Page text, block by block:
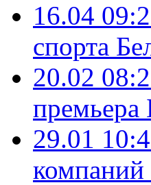
16.04
спорта
20.02
премьера
29.01
компаний